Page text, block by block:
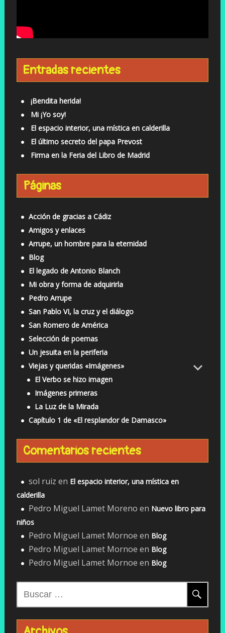
Entradas recientes
¡Bendita herida!
Mi ¡Yo soy!
El espacio interior, una mística en calderilla
El último secreto del papa Prevost
Firma en la Feria del Libro de Madrid
Páginas
Acción de gracias a Cádiz
Amigos y enlaces
Arrupe, un hombre para la eternidad
Blog
El legado de Antonio Blanch
Mi obra y forma de adquirirla
Pedro Arrupe
San Pablo VI, la cruz y el diálogo
San Romero de América
Selección de poemas
Un jesuita en la periferia
Viejas y queridas «Imágenes»
El Verbo se hizo imagen
Imágenes primeras
La Luz de la Mirada
Capítulo 1 de «El resplandor de Damasco»
Comentarios recientes
sol ruiz en El espacio interior, una mística en
calderilla
Pedro Miguel Lamet Moreno en Nuevo libro para
niños
Pedro Miguel Lamet Mornoe en Blog
Pedro Miguel Lamet Mornoe en Blog
Pedro Miguel Lamet Mornoe en Blog